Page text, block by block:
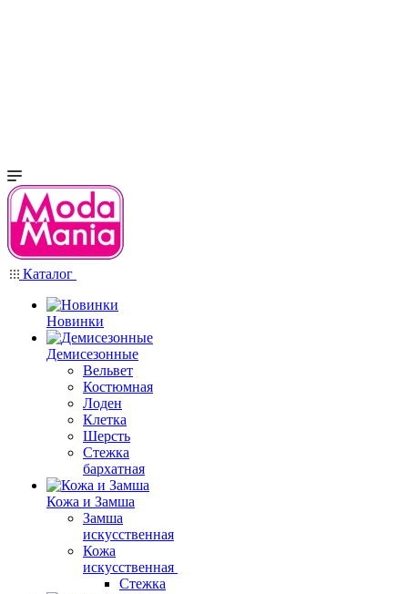
Каталог
Новинки
Демисезонные
Вельвет
Костюмная
Лоден
Клетка
Шерсть
Стежка
бархатная
Кожа и Замша
Замша
искусственная
Кожа
искусственная
Стежка